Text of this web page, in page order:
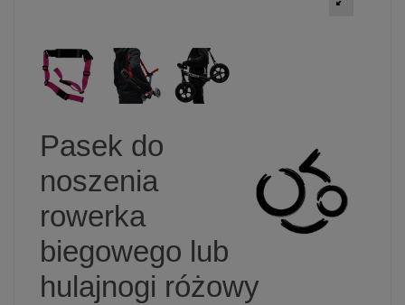
Pasek do
noszenia
rowerka
biegowego lub
hulajnogi różowy